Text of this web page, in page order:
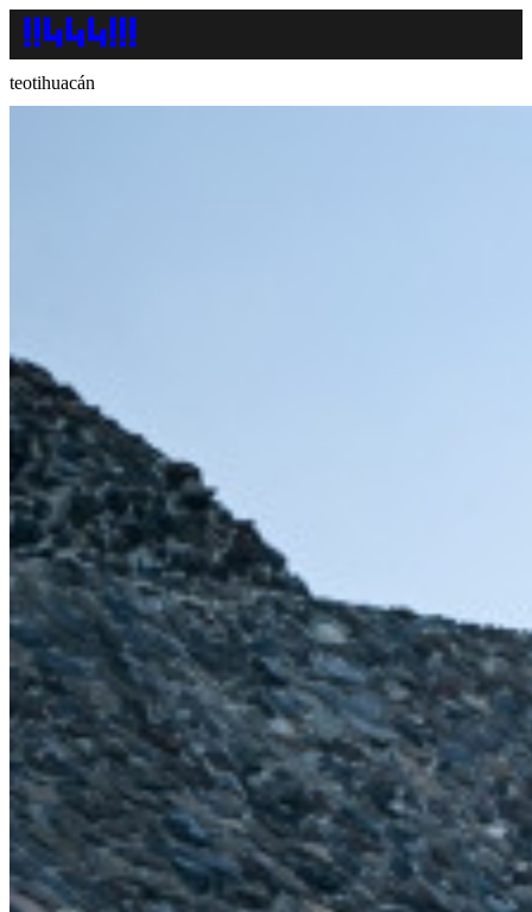
teotihuacán